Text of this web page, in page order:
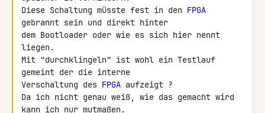
Diese Schaltung müsste fest in den FPGA
gebrannt sein und direkt hinter
dem Bootloader oder wie es sich hier nennt
liegen.
Mit "durchklingeln" ist wohl ein Testlauf
gemeint der die interne
Verschaltung des FPGA aufzeigt ?
Da ich nicht genau weiß, wie das gemacht wird
kann ich nur mutmaßen.